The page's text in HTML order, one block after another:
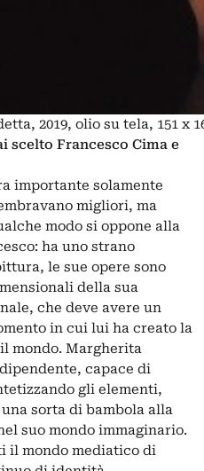
2019, olio su tela, 151 x
scelto Francesco Cima e
importante solamente
migliori, ma
modo si oppone alla
ha uno strano
le sue opere sono
della sua
che deve avere un
in cui lui ha creato la
mondo. Margherita
capace di
gli elementi,
sorta di bambola alla
suo mondo immaginario.
il mondo mediatico di